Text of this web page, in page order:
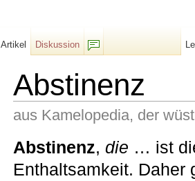
Abstinenz
aus Kamelopedia, der
Abstinenz, die … ist
Enthaltsamkeit. Daher
Artikel
Diskussion